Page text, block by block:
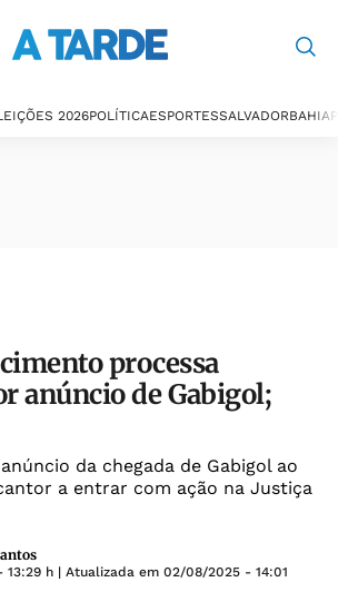
2026POLÍTICAESPORTESSALVADORBAHIA
processa
anúncio de Gabigol;
da chegada de Gabigol ao
a entrar com ação na Justiça
13:29 h | Atualizada em 02/08/2025 - 14:01